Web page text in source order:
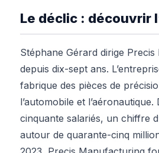
Le déclic : découvrir
Stéphane Gérard dirige
depuis dix-sept ans.
fabrique des pièces de
l’automobile et l’aéronautique.
cinquante salariés, un chiffre
autour de quarante-cinq